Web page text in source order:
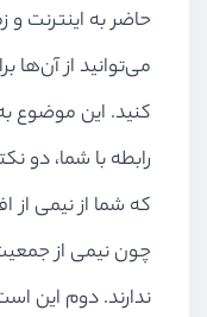
حاضر به اینترنت
می‌توانید از آن‌ها
کنید. این موضوع
رابطه با شما، دو
که شما از نیمی از
چون نیمی از
ندارند. دوم این